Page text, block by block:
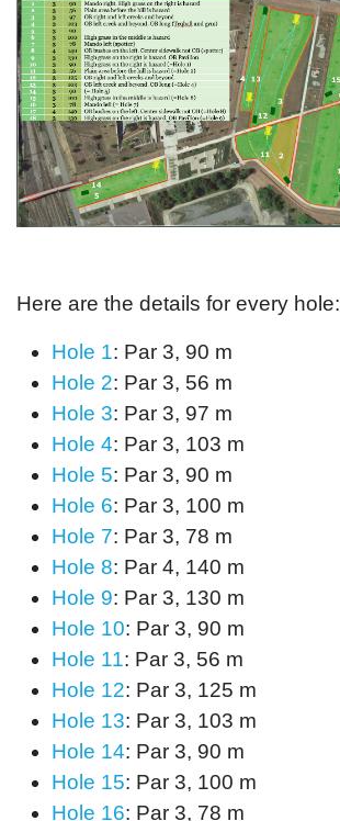
Here are the details for every hole:
Hole 1: Par 3, 90 m
Hole 2: Par 3, 56 m
Hole 3: Par 3, 97 m
Hole 4: Par 3, 103 m
Hole 5: Par 3, 90 m
Hole 6: Par 3, 100 m
Hole 7: Par 3, 78 m
Hole 8: Par 4, 140 m
Hole 9: Par 3, 130 m
Hole 10: Par 3, 90 m
Hole 11: Par 3, 56 m
Hole 12: Par 3, 125 m
Hole 13: Par 3, 103 m
Hole 14: Par 3, 90 m
Hole 15: Par 3, 100 m
Hole 16: Par 3, 78 m